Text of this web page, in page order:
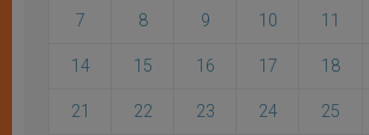
7 8 9 10 11
14 15 16 17 18
21 22 23 24 25